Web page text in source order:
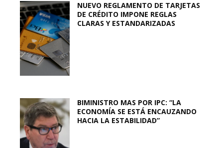
NUEVO REGLAMENTO DE TARJETAS
DE CRÉDITO IMPONE REGLAS
CLARAS Y ESTANDARIZADAS
BIMINISTRO MAS POR IPC: “LA
ECONOMÍA SE ESTÁ ENCAUZANDO
HACIA LA ESTABILIDAD”